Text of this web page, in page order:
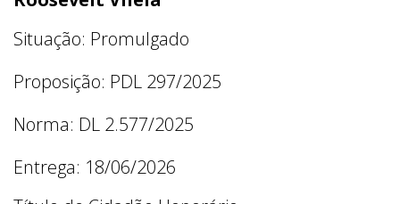
Situação: Promulgado
Proposição: PDL 297/2025
Norma: DL 2.577/2025
Entrega: 18/06/2026